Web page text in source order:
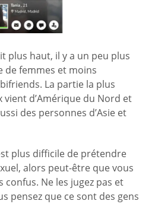
plus haut, il y a un peu plus
de femmes et moins
La partie la plus
d’Amérique du Nord et
des personnes d’Asie et
plus difficile de prétendre
alors peut-être que vous
Ne les jugez pas et
pensez que ce sont des gens